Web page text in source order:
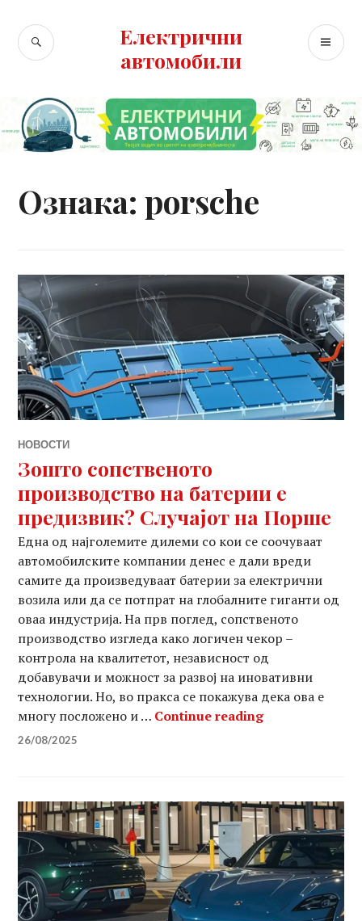
content
Електрични
автомобили
SEARCH
Ознака:porsche
НОВОСТИ
Зошто сопственото
производство на батерии е
предизвик? Случајот на Порше
Една од најголемите дилеми со кои се соочуваат
автомобилските компании денес е дали вреди
самите да произведуваат батерии за електрични
возила или да се потпрат на глобалните гиганти од
оваа индустрија. На прв поглед, сопственото
производство изгледа како логичен чекор –
контрола на квалитетот, независност од
добавувачи и можност за развој на иновативни
технологии. Но, во пракса се покажува дека ова е
многу посложено и … Continue readingЗошто
26/08/2025